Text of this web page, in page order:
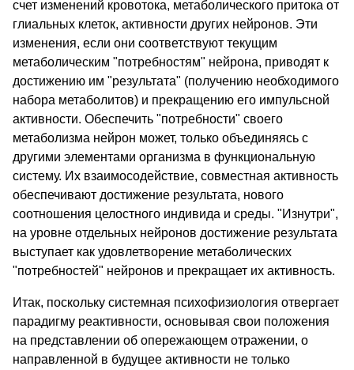
счет изменений кровотока, метаболического притока от
глиальных клеток, активности других нейронов. Эти
изменения, если они соответствуют текущим
метаболическим "потребностям" нейрона, приводят к
достижению им "результата" (получению необходимого
набора метаболитов) и прекращению его импульсной
активности. Обеспечить "потребности" своего
метаболизма нейрон может, только объединяясь с
другими элементами организма в функциональную
систему. Их взаимосодействие, совместная активность
обеспечивают достижение результата, нового
соотношения целостного индивида и среды. "Изнутри",
на уровне отдельных нейронов достижение результата
выступает как удовлетворение метаболических
"потребностей" нейронов и прекращает их активность.
Итак, поскольку системная психофизиология отвергает
парадигму реактивности, основывая свои положения
на представлении об опережающем отражении, о
направленной в будущее активности не только